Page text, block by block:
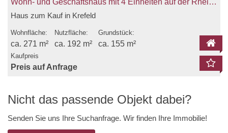
Haus zum Kauf in Krefeld
Wohnfläche:
ca. 271 m²
Nutzfläche:
ca. 192 m²
Grundstück:
ca. 155 m²
Kaufpreis
Preis auf Anfrage
Nicht das passende Objekt dabei?
Senden Sie uns Ihre Suchanfrage. Wir finden Ihre Immobilie!